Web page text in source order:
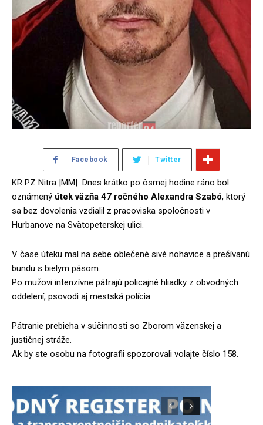
Facebook Twitter
KR PZ Nitra |MM| Dnes krátko po ôsmej hodine ráno bol
oznámený útek väzňa 47 ročného Alexandra Szabó, ktorý
sa bez dovolenia vzdialil z pracoviska spoločnosti v
Hurbanove na Svätopeterskej ulici.
V čase úteku mal na sebe oblečené sivé nohavice a prešívanú
bundu s bielym pásom.
Po mužovi intenzívne pátrajú policajné hliadky z obvodných
oddelení, psovodi aj mestská polícia.
Pátranie prebieha v súčinnosti so Zborom väzenskej a
justičnej stráže.
Ak by ste osobu na fotografii spozorovali volajte číslo 158.